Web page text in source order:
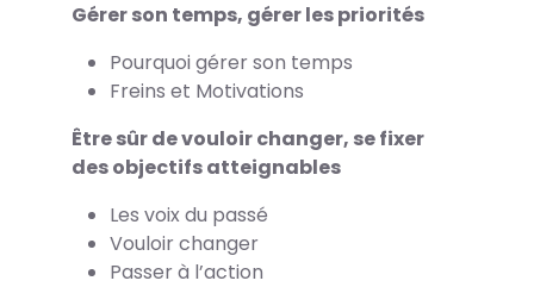
Gérer son temps, gérer les priorités
Pourquoi gérer son temps
Freins et Motivations
Être sûr de vouloir changer, se fixer
des objectifs atteignables
Les voix du passé
Vouloir changer
Passer à l’action